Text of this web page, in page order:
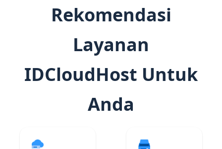
Rekomendasi
Layanan
IDCloudHost Untuk
Anda